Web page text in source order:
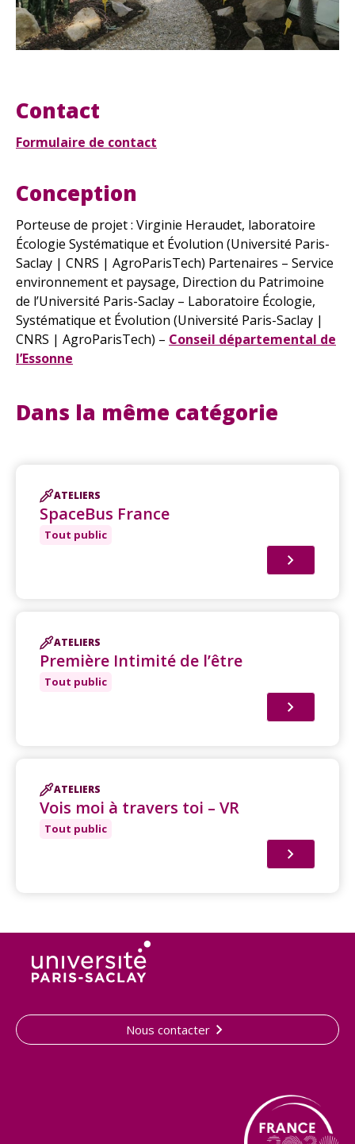
Contact
Formulaire de contact
Conception
Porteuse de projet : Virginie Heraudet, laboratoire
Écologie Systématique et Évolution (Université Paris-
Saclay | CNRS | AgroParisTech) Partenaires – Service
environnement et paysage, Direction du Patrimoine
de l’Université Paris-Saclay – Laboratoire Écologie,
Systématique et Évolution (Université Paris-Saclay |
CNRS | AgroParisTech) – Conseil départemental de
l’Essonne
Dans la même catégorie
ATELIERS
SpaceBus France
Tout public
ATELIERS
Première Intimité de l’être
Tout public
ATELIERS
Vois moi à travers toi – VR
Tout public
Nous contacter